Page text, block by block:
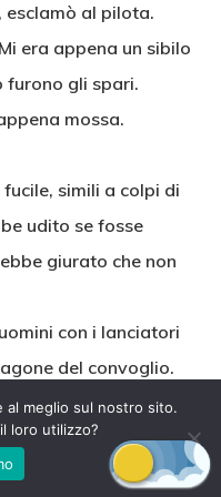
esclamò al pilota.
era appena un sibilo
furono gli spari.
mossa.
simili a colpi di
udito se fosse
giurato che non
con i lanciatori
del convoglio.
centro di massa e in
del genere erano
al meglio sul nostro sito.
loro utilizzo?